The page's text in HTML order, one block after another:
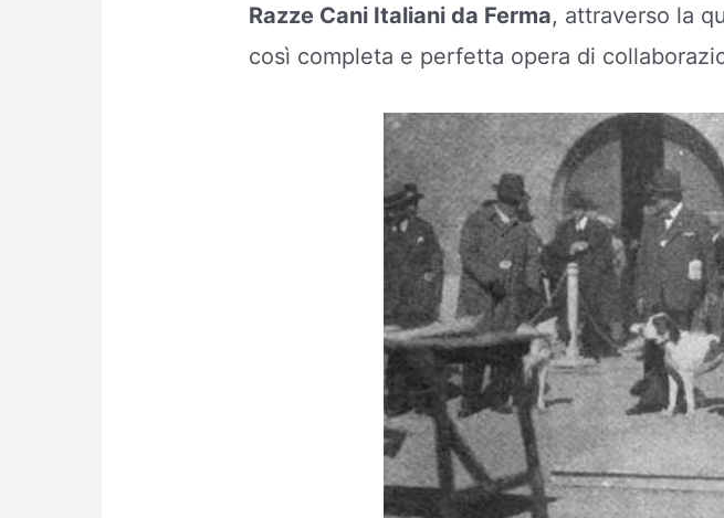
Razze Cani Italiani da Ferma, attraverso la
così completa e perfetta opera di